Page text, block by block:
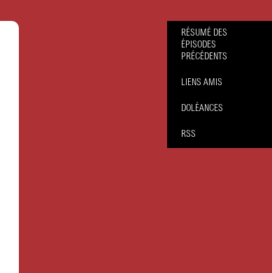
RÉSUMÉ DES
ÉPISODES
PRÉCÉDENTS
LIENS AMIS
DOLÉANCES
RSS